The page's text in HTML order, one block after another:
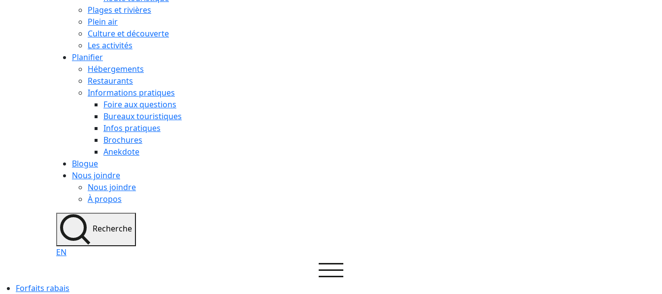
Plages et rivières
Plein air
Culture et découverte
Les activités
Planifier
Hébergements
Restaurants
Informations pratiques
Foire aux questions
Bureaux touristiques
Infos pratiques
Brochures
Anekdote
Blogue
Nous joindre
Nous joindre
À propos
Recherche
EN
Forfaits rabais